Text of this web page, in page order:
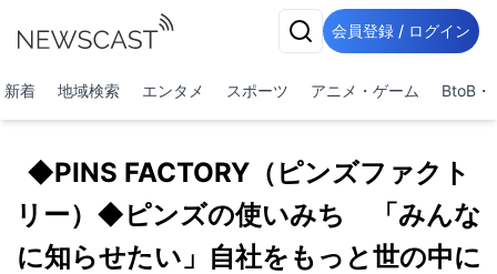
会員登録 / ログイン
新着 地域検索 エンタメ スポーツ アニメ・ゲーム BtoB・
◆PINS FACTORY（ピンズファクト
リー）◆ピンズの使いみち 「みんな
に知らせたい」自社をもっと世の中に